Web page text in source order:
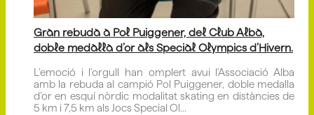
Gran rebuda a Pol Puiggener, del Club Alba,
doble medalla d’or als Special Olympics d’Hivern.
L’emoció i l’orgull han omplert avui l'Associació Alba
amb la rebuda al campió Pol Puiggener, doble medalla
d’or en esquí nòrdic modalitat skating en distàncies de
5 km i 7,5 km als Jocs Special Ol...